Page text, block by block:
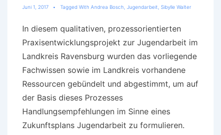
Juni 1, 2017 Tagged With Andrea Bosch Jugendarbeit Sibylle Walter
In diesem qualitativen, prozessorientierten
Praxisentwicklungsprojekt zur Jugendarbeit im
Landkreis Ravensburg wurden das vorliegende
Fachwissen sowie im Landkreis vorhandene
Ressourcen gebündelt und abgestimmt, um auf
der Basis dieses Prozesses
Handlungsempfehlungen im Sinne eines
Zukunftsplans Jugendarbeit zu formulieren.